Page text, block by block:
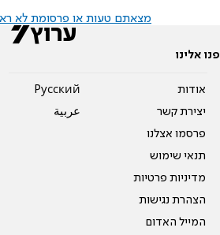
מצאתם טעות או פרסומת לא
פנו אלינו
אודות
יצירת קשר
פרסמו אצלנו
תנאי שימוש
מדיניות פרטיות
הצהרת נגישות
המייל האדום
Pусский
عربية